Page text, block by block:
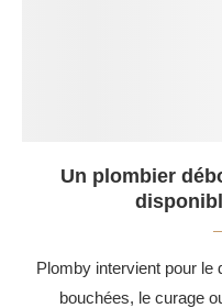
Un plombier
Plomby intervient pour le
bouchées, le curage